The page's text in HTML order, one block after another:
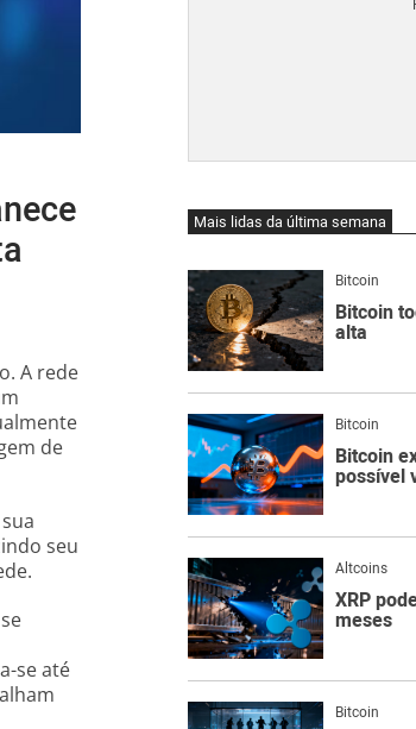
A rede
de
seu
se até
Mais lidas da última semana
Bitcoin
Bitcoin
alta
Bitcoin
Bitcoin
possível
Altcoins
XRP
meses
Bitcoin